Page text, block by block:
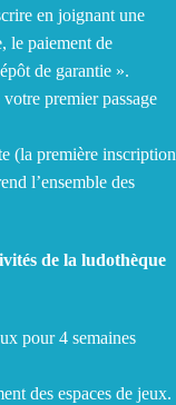
en joignant une
le paiement de
de garantie ».
premier passage
(la première inscription
l’ensemble des
de la ludothèque
pour 4 semaines
des espaces de jeux.